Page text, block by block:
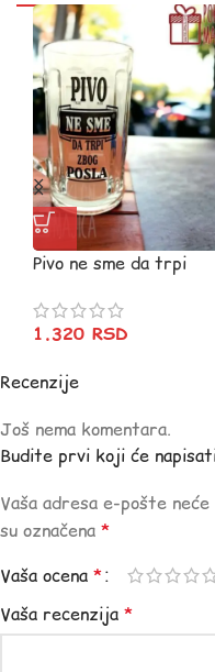
Pivo ne sme da trpi
1.320 RSD
Recenzije
Još nema komentara.
Budite prvi koji će
Vaša adresa e-pošte
su označena *
Vaša ocena *
Vaša recenzija *